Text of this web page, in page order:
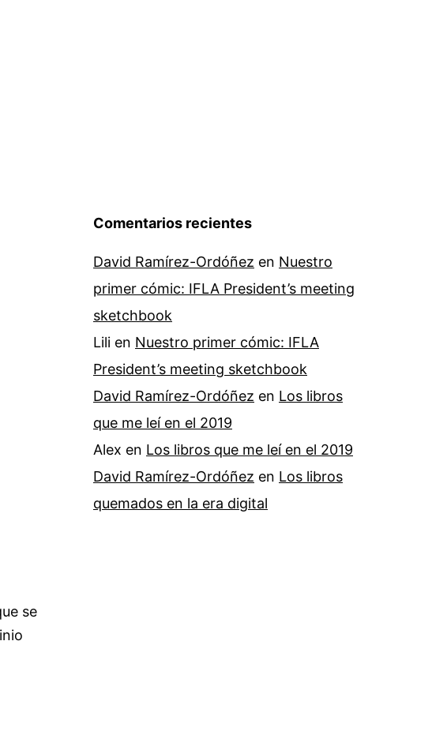
Comentarios recientes
David Ramírez-Ordóñez en Nuestro
primer cómic: IFLA President’s meeting
sketchbook
Lili en Nuestro primer cómic: IFLA
President’s meeting sketchbook
David Ramírez-Ordóñez en Los libros
que me leí en el 2019
Alex en Los libros que me leí en el 2019
David Ramírez-Ordóñez en Los libros
quemados en la era digital
se